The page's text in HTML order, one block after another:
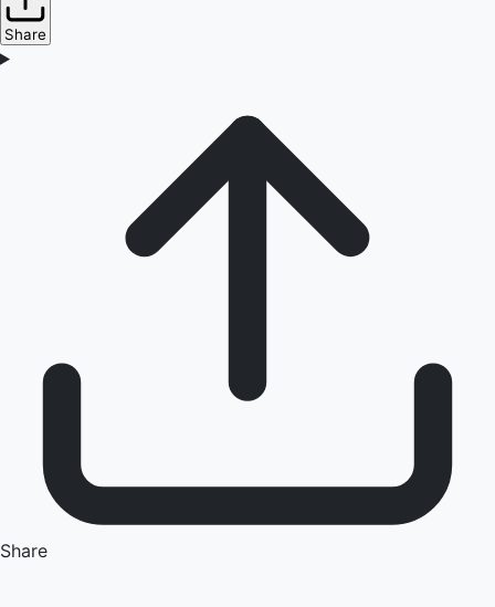
Share
Share